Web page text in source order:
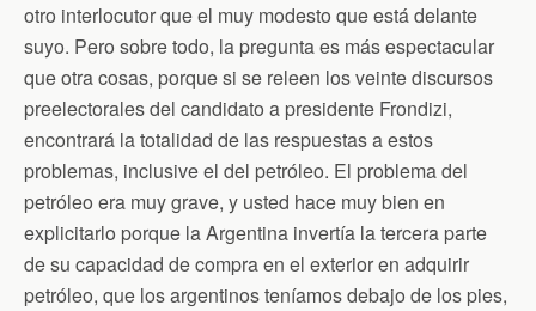
otro interlocutor que el muy modesto que está delante
suyo. Pero sobre todo, la pregunta es más espectacular
que otra cosas, porque si se releen los veinte discursos
preelectorales del candidato a presidente Frondizi,
encontrará la totalidad de las respuestas a estos
problemas, inclusive el del petróleo. El problema del
petróleo era muy grave, y usted hace muy bien en
explicitarlo porque la Argentina invertía la tercera parte
de su capacidad de compra en el exterior en adquirir
petróleo, que los argentinos teníamos debajo de los pies,